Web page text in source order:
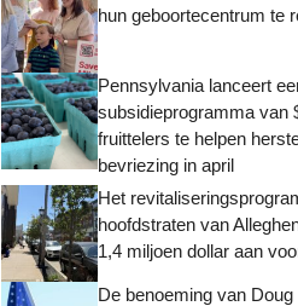
hun geboortecentrum te
Pennsylvania lanceert
subsidieprogramma van
fruittelers te helpen
bevriezing in april
Het
hoofdstraten van
1,4 miljoen dollar aan
De benoeming van